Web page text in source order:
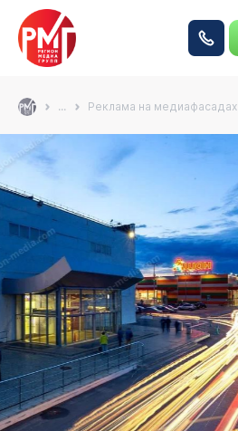
... Реклама на медиафасадах